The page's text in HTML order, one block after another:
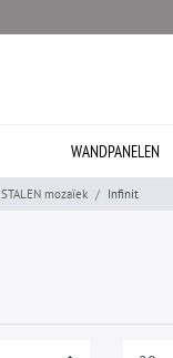
WANDPANELEN
STALEN mozaïek Infinit